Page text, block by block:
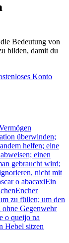
Bedeutung von
bilden, damit du
Konto
überwinden;
helfen; eine
einen
gebraucht wird;
nicht mit
o abacaxiEin
Encher
zu füllen; um den
Gegenwehr
o queijo na
Hebel sitzen